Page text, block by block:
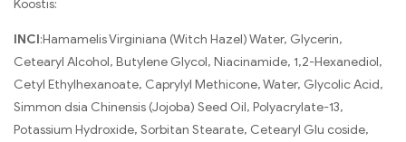
Koostis:
INCI:Hamamelis Virginiana (Witch Hazel) Water, Glycerin,
Cetearyl Alcohol, Butylene Glycol, Niacinamide, 1,2-Hexanediol,
Cetyl Ethylhexanoate, Caprylyl Methicone, Water, Glycolic Acid,
Simmon dsia Chinensis (Jojoba) Seed Oil, Polyacrylate-13,
Potassium Hydroxide, Sorbitan Stearate, Cetearyl Glu coside,